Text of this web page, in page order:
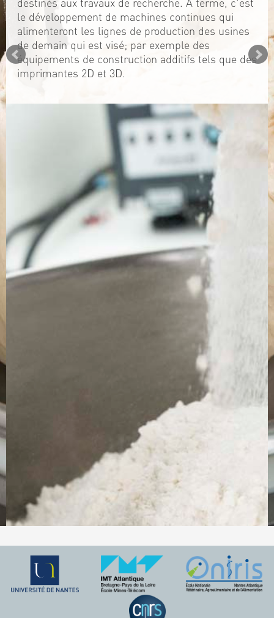
SITE WEB
TÉLÉCHARGEZ LA PLAQUETTE
Contact
Jérémy PRUVOST
le développement de machines continues qui
alimenteront les lignes de production des usines
de demain qui est visé; par exemple des
équipements de construction additifs tels que des
imprimantes 2D et 3D.